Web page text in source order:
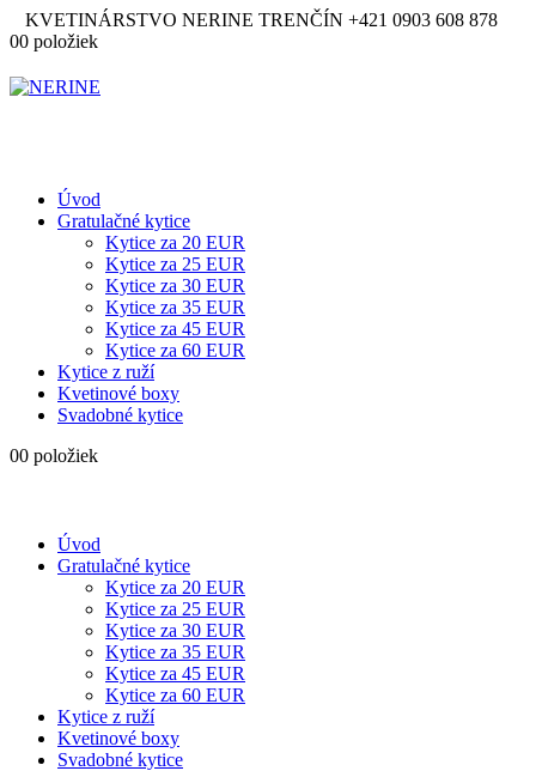
KVETINÁRSTVO NERINE TRENČÍN +421 0903 608 878
00 položiek
Úvod
Gratulačné kytice
Kytice za 20 EUR
Kytice za 25 EUR
Kytice za 30 EUR
Kytice za 35 EUR
Kytice za 45 EUR
Kytice za 60 EUR
Kytice z ruží
Kvetinové boxy
Svadobné kytice
00 položiek
Úvod
Gratulačné kytice
Kytice za 20 EUR
Kytice za 25 EUR
Kytice za 30 EUR
Kytice za 35 EUR
Kytice za 45 EUR
Kytice za 60 EUR
Kytice z ruží
Kvetinové boxy
Svadobné kytice